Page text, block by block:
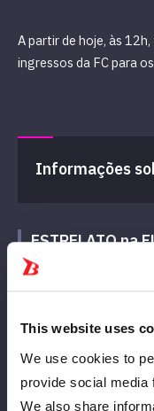
This website uses
We use cookies to
provide social media
We also share
A partir de hoje, às
ingressos da FC para
Informações
ESTRELATO na
開催日：12月13日（土
開 場 12:15（FC先行入
本戦開始 13:00
詳細： https://wwr-